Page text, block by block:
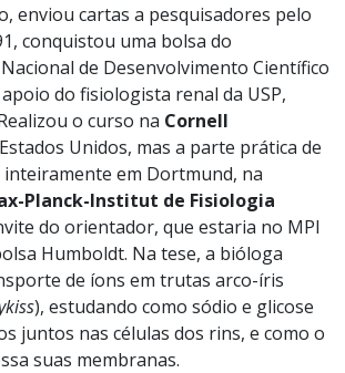
enviou cartas a pesquisadores pelo
conquistou uma bolsa do
de Desenvolvimento Científico
do fisiologista renal da USP,
o curso na Cornell
Unidos, mas a parte prática de
em Dortmund, na
Planck-Institut de Fisiologia
do orientador, que estaria no MPI
Humboldt. Na tese, a bióloga
de íons em trutas arco-íris
), estudando como sódio e glicose
juntos nas células dos rins, e como o
suas membranas.